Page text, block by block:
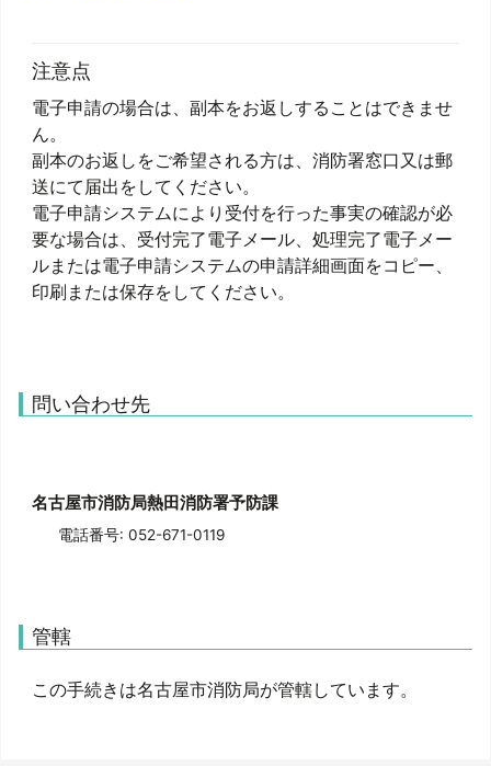
注意点
電子申請の場合は、副本をお返しすることはできませ
ん。
副本のお返しをご希望される方は、消防署窓口又は郵
送にて届出をしてください。
電子申請システムにより受付を行った事実の確認が必
要な場合は、受付完了電子メール、処理完了電子メー
ルまたは電子申請システムの申請詳細画面をコピー、
印刷または保存をしてください。
問い合わせ先
名古屋市消防局熱田消防署予防課
電話番号: 052-671-0119
管轄
この手続きは名古屋市消防局が管轄しています。